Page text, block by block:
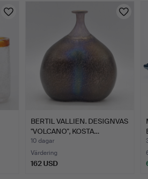
BERTIL VALLIEN. DESIGNVAS
"VOLCANO", KOSTA…
10 dagar
Värdering
162 USD